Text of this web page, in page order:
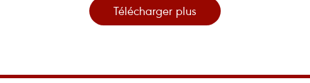
Télécharger plus